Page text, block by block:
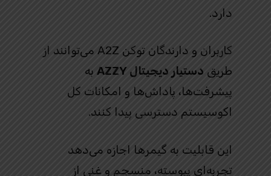
دارد.
کاربران و دارندگان توکن A2Z می‌توانند از
طریق دستیار دیجیتال AZZY
به
پیشرفت‌ها، پاداش‌ها و امکانات کل
اکوسیستم دسترسی پیدا کنند.
این قابلیت به گیمرها اجازه می‌دهد
تجربه‌ای پیوسته، منسجم و غنی از